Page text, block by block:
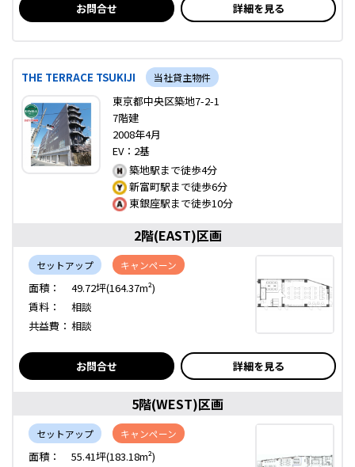
お問合せ 詳細を見る
THE TERRACE TSUKIJI 当社貸主物件
東京都中央区築地7-2-1
7階建
2008年4月
EV：2基
築地駅まで徒歩4分
新富町駅まで徒歩6分
東銀座駅まで徒歩10分
2階(EAST)区画
セットアップ キャンペーン
面積：
49.72坪(164.37m²)
賃料：
相談
共益費： 相談
お問合せ 詳細を見る
5階(WEST)区画
セットアップ キャンペーン
面積：
55.41坪(183.18m²)